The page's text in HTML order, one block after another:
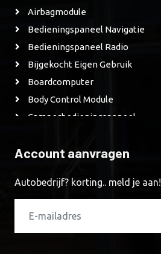
Airbagmodule
Bedieningspaneel Navigatie
Bedieningspaneel Radio
Bijgekocht Eigen Gebruik
Boardcomputer
Body Control Module
Camperbedieningspaneel
CD Speler
Derde Remlicht
Diverse-Modules
Account aanvragen
Autobedrijf? korting.. meld je aan!